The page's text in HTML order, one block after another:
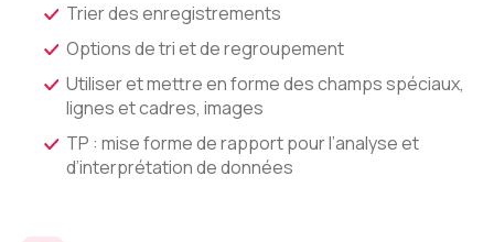
Trier des enregistrements
Options de tri et de regroupement
Utiliser et mettre en forme des champs spéciaux,
lignes et cadres, images
TP : mise forme de rapport pour l’analyse et
d’interprétation de données